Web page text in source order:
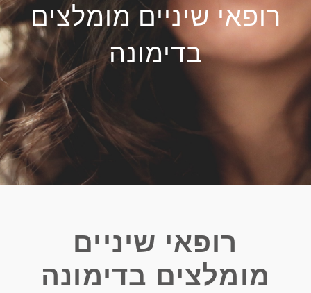
רופאי שיניים מומלצים
בדימונה
רופאי שיניים
מומלצים בדימונה